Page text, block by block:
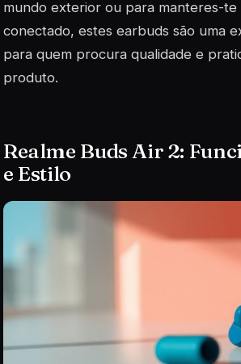
mundo exterior ou para manteres-te
conectado, estes earbuds são uma
para quem procura qualidade e
produto.
Realme Buds Air 2:
e Estilo